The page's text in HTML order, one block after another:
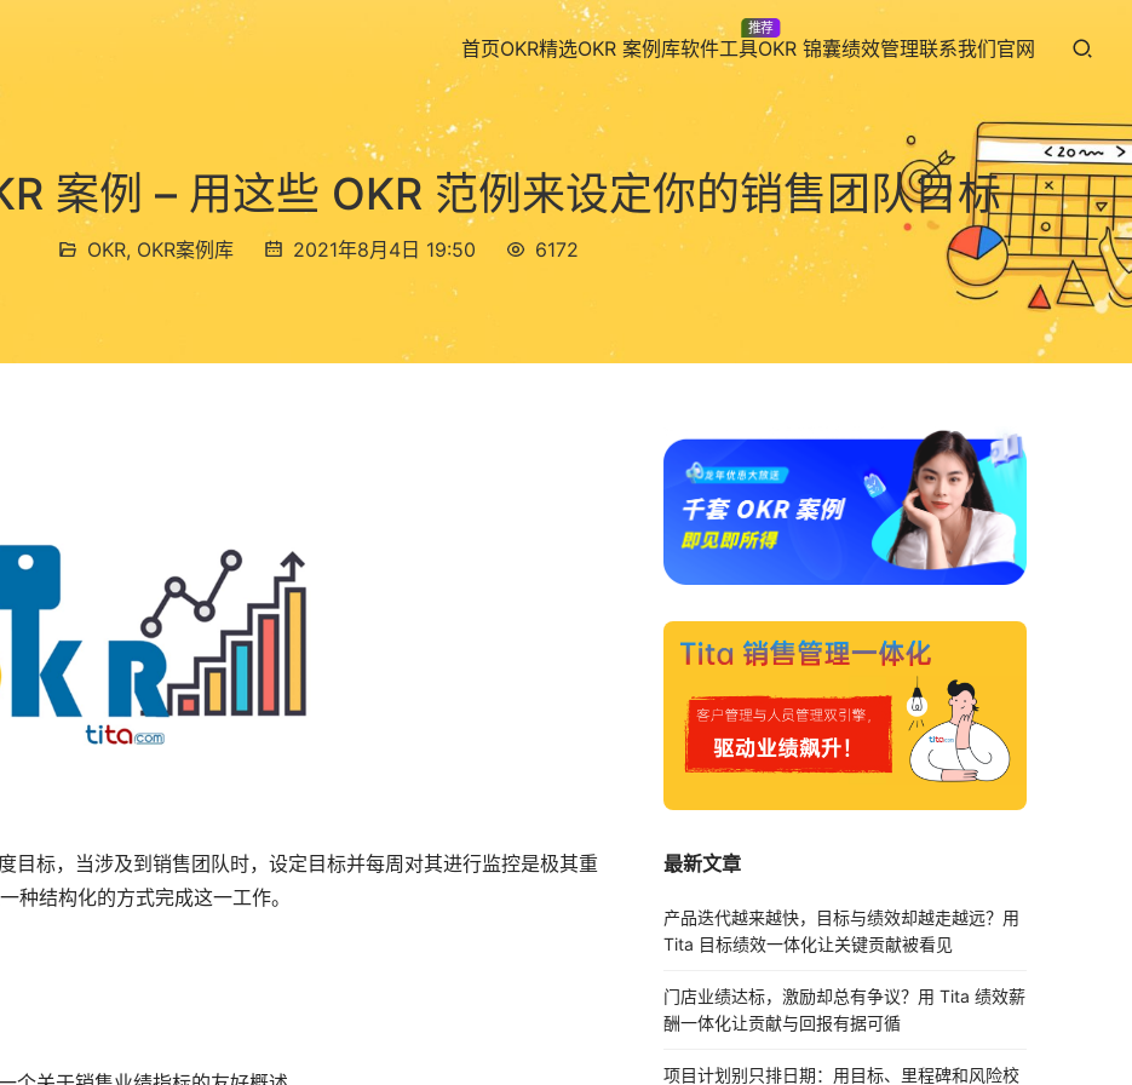
首页OKR精选OKR 案例库软件工具
推荐
OKR 锦囊绩效管理联系我们官网
案例 – 用这些 OKR 范例来设定你的销售团队目标
OKR, OKR案例库 2021年8月4日 19:50 6172
目标，当涉及到销售团队时，设定目标并每周对其进行监控是极其重
种结构化的方式完成这一工作。
最新文章
产品迭代越来越快，目标与绩效却越走越远？用
Tita 目标绩效一体化让关键贡献被看见
门店业绩达标，激励却总有争议？用 Tita 绩效薪
酬一体化让贡献与回报有据可循
项目计划别只排日期：用目标、里程碑和风险校